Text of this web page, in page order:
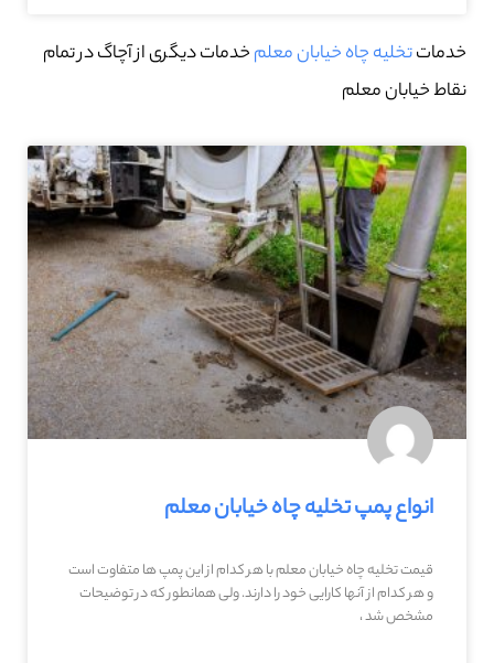
خدماتتخلیه چاه خیابان معلمخدمات دیگری از آچاگ در تمام
نقاط خیابان معلم
انواع پمپ تخلیه چاه خیابان معلم
قیمت تخلیه چاه خیابان معلم با هر کدام از این پمپ ها متفاوت است
و هر کدام از آنها کارایی خود را دارند. ولی همانطور که در توضیحات
مشخص شد ،